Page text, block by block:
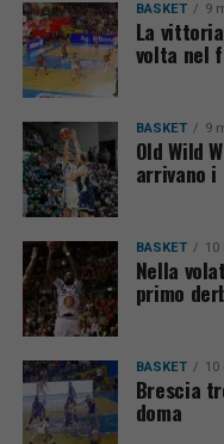
BASKET 9
La
volta nel
BASKET 9
Old Wild
arrivano
BASKET 10
Nella
primo
BASKET 10
Brescia
doma